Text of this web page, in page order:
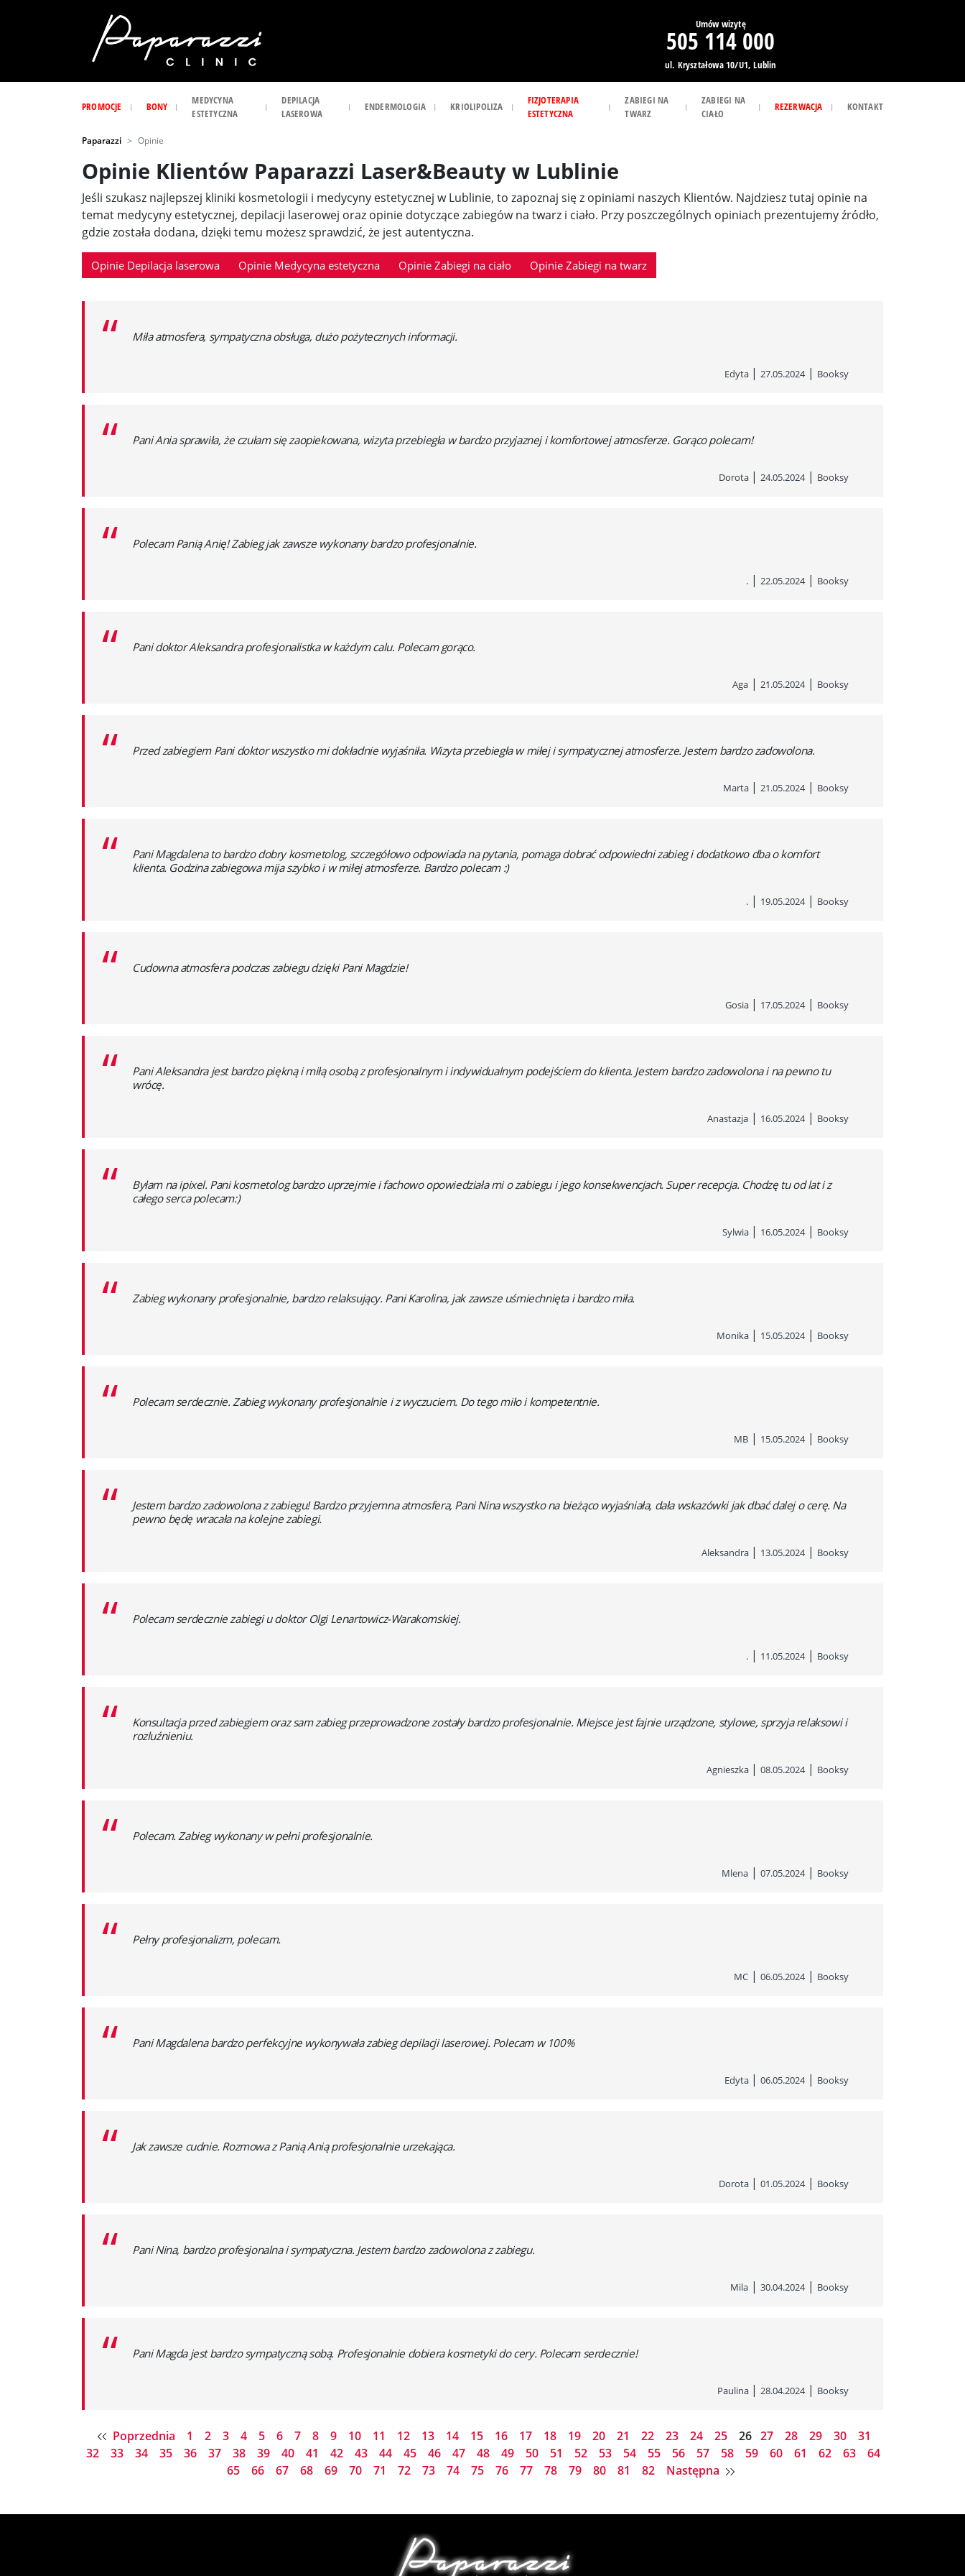
Umów wizytę
505 114 000
ul. Kryształowa 10/U1, Lublin
PROMOCJE BONY
MEDYCYNA
ESTETYCZNA
DEPILACJA
LASEROWA
ENDERMOLOGIA KRIOLIPOLIZA
FIZJOTERAPIA
ESTETYCZNA
ZABIEGI NA
TWARZ
ZABIEGI NA
CIAŁO
REZERWACJA KONTAKT
Paparazzi Opinie
Opinie Klientów Paparazzi Laser&Beauty w Lublinie
Jeśli szukasz najlepszej kliniki kosmetologii i medycyny estetycznej w Lublinie, to zapoznaj się z opiniami naszych Klientów. Najdziesz tutaj opinie na
temat medycyny estetycznej, depilacji laserowej oraz opinie dotyczące zabiegów na twarz i ciało. Przy poszczególnych opiniach prezentujemy źródło,
gdzie została dodana, dzięki temu możesz sprawdzić, że jest autentyczna.
Opinie Depilacja laserowa Opinie Medycyna estetyczna Opinie Zabiegi na ciało Opinie Zabiegi na twarz
“ Miła atmosfera, sympatyczna obsługa, dużo pożytecznych informacji.
Edyta | 27.05.2024| Booksy
“ Pani Ania sprawiła, że czułam się zaopiekowana, wizyta przebiegła w bardzo przyjaznej i komfortowej atmosferze. Gorąco polecam!
Dorota | 24.05.2024| Booksy
“ Polecam Panią Anię! Zabieg jak zawsze wykonany bardzo profesjonalnie.
. | 22.05.2024| Booksy
“ Pani doktor Aleksandra profesjonalistka w każdym calu. Polecam gorąco.
Aga | 21.05.2024| Booksy
“ Przed zabiegiem Pani doktor wszystko mi dokładnie wyjaśniła. Wizyta przebiegła w miłej i sympatycznej atmosferze. Jestem bardzo zadowolona.
Marta | 21.05.2024| Booksy
“
Pani Magdalena to bardzo dobry kosmetolog, szczegółowo odpowiada na pytania, pomaga dobrać odpowiedni zabieg i dodatkowo dba o komfort
klienta. Godzina zabiegowa mija szybko i w miłej atmosferze. Bardzo polecam :)
. | 19.05.2024| Booksy
“ Cudowna atmosfera podczas zabiegu dzięki Pani Magdzie!
Gosia | 17.05.2024| Booksy
“
Pani Aleksandra jest bardzo piękną i miłą osobą z profesjonalnym i indywidualnym podejściem do klienta. Jestem bardzo zadowolona i na pewno tu
wrócę.
Anastazja | 16.05.2024| Booksy
“
Byłam na ipixel. Pani kosmetolog bardzo uprzejmie i fachowo opowiedziała mi o zabiegu i jego konsekwencjach. Super recepcja. Chodzę tu od lat i z
całego serca polecam:)
Sylwia | 16.05.2024| Booksy
“ Zabieg wykonany profesjonalnie, bardzo relaksujący. Pani Karolina, jak zawsze uśmiechnięta i bardzo miła.
Monika | 15.05.2024| Booksy
“ Polecam serdecznie. Zabieg wykonany profesjonalnie i z wyczuciem. Do tego miło i kompetentnie.
MB | 15.05.2024| Booksy
“
Jestem bardzo zadowolona z zabiegu! Bardzo przyjemna atmosfera, Pani Nina wszystko na bieżąco wyjaśniała, dała wskazówki jak dbać dalej o cerę. Na
pewno będę wracała na kolejne zabiegi.
Aleksandra | 13.05.2024| Booksy
“ Polecam serdecznie zabiegi u doktor Olgi Lenartowicz-Warakomskiej.
. | 11.05.2024| Booksy
“
Konsultacja przed zabiegiem oraz sam zabieg przeprowadzone zostały bardzo profesjonalnie. Miejsce jest fajnie urządzone, stylowe, sprzyja relaksowi i
rozluźnieniu.
Agnieszka | 08.05.2024| Booksy
“ Polecam. Zabieg wykonany w pełni profesjonalnie.
Mlena | 07.05.2024| Booksy
“ Pełny profesjonalizm, polecam.
MC | 06.05.2024| Booksy
“ Pani Magdalena bardzo perfekcyjne wykonywała zabieg depilacji laserowej. Polecam w 100%
Edyta | 06.05.2024| Booksy
“ Jak zawsze cudnie. Rozmowa z Panią Anią profesjonalnie urzekająca.
Dorota | 01.05.2024| Booksy
“ Pani Nina, bardzo profesjonalna i sympatyczna. Jestem bardzo zadowolona z zabiegu.
Mila | 30.04.2024| Booksy
“ Pani Magda jest bardzo sympatyczną sobą. Profesjonalnie dobiera kosmetyki do cery. Polecam serdecznie!
Paulina | 28.04.2024| Booksy
Poprzednia 1 2 3 4 5 6 7 8 9 10 11 12 13 14 15 16 17 18 19 20 21 22 23 24 25 26 27 28 29 30
31
32
33 34 35 36 37 38 39 40 41 42 43 44 45 46 47 48 49 50 51 52 53 54 55 56 57 58 59 60 61 62 63
64
65
66 67 68 69 70 71 72 73 74 75 76 77 78 79 80 81 82 Następna